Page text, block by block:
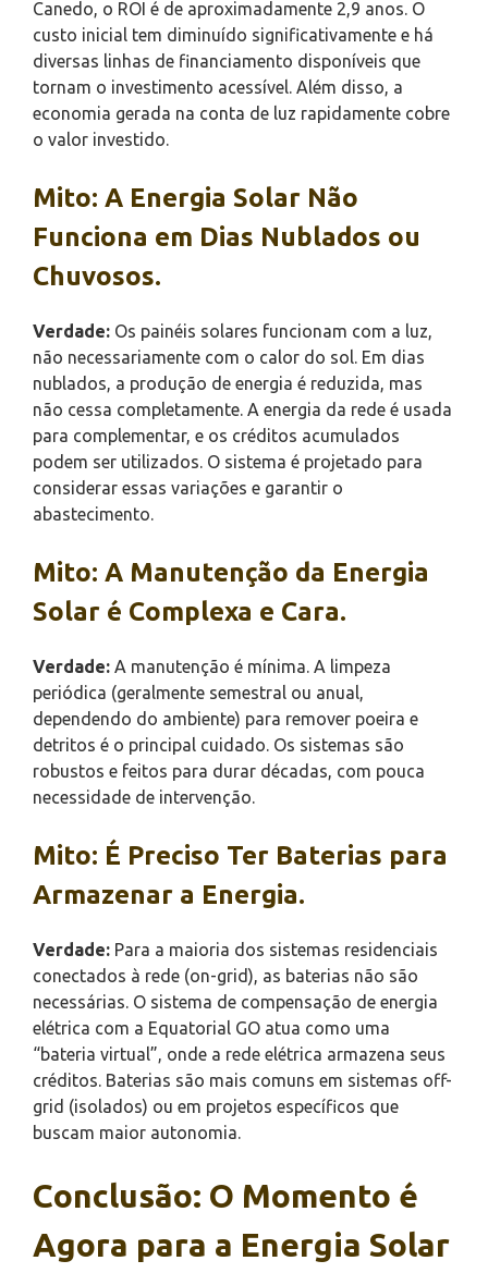
Canedo, o ROI é de aproximadamente 2,9 anos. O
custo inicial tem diminuído significativamente e há
diversas linhas de financiamento disponíveis que
tornam o investimento acessível. Além disso, a
economia gerada na conta de luz rapidamente cobre
o valor investido.
Mito: A Energia Solar Não
Funciona em Dias Nublados ou
Chuvosos.
Verdade: Os painéis solares funcionam com a luz,
não necessariamente com o calor do sol. Em dias
nublados, a produção de energia é reduzida, mas
não cessa completamente. A energia da rede é usada
para complementar, e os créditos acumulados
podem ser utilizados. O sistema é projetado para
considerar essas variações e garantir o
abastecimento.
Mito: A Manutenção da Energia
Solar é Complexa e Cara.
Verdade: A manutenção é mínima. A limpeza
periódica (geralmente semestral ou anual,
dependendo do ambiente) para remover poeira e
detritos é o principal cuidado. Os sistemas são
robustos e feitos para durar décadas, com pouca
necessidade de intervenção.
Mito: É Preciso Ter Baterias para
Armazenar a Energia.
Verdade: Para a maioria dos sistemas residenciais
conectados à rede (on-grid), as baterias não são
necessárias. O sistema de compensação de energia
elétrica com a Equatorial GO atua como uma
“bateria virtual”, onde a rede elétrica armazena seus
créditos. Baterias são mais comuns em sistemas off-
grid (isolados) ou em projetos específicos que
buscam maior autonomia.
Conclusão: O Momento é
Agora para a Energia Solar